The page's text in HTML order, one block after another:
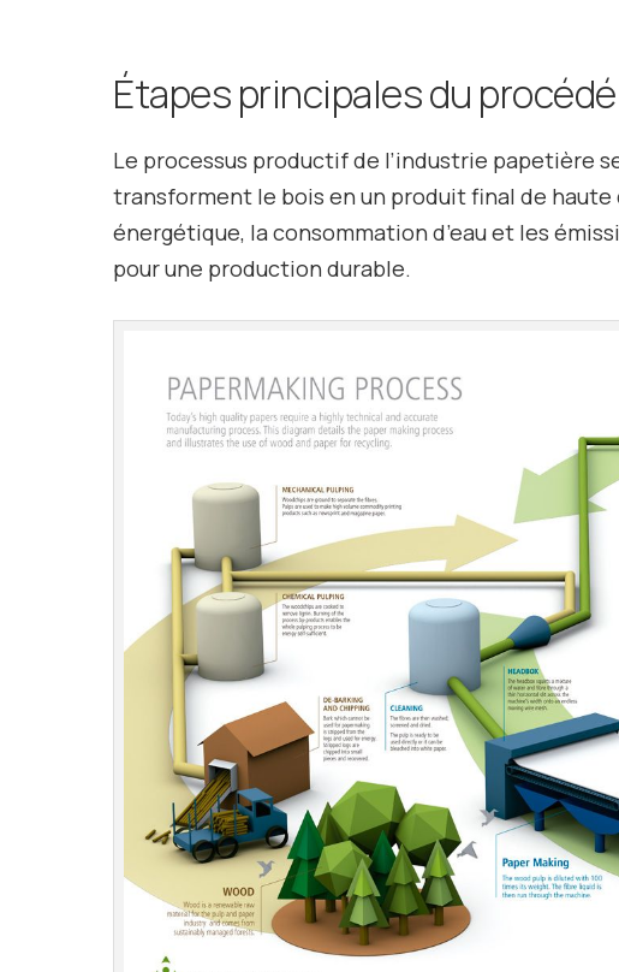
Étapes principales du
Le processus productif de l’industrie papetière
transforment le bois en un produit final de
énergétique, la consommation d’eau et les
pour une production durable.